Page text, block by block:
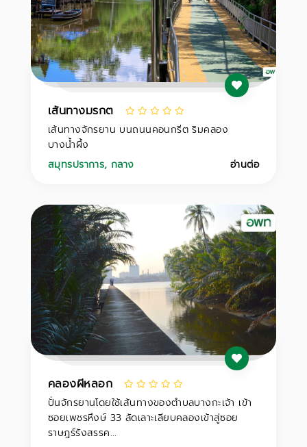
เส้นทางมรกต
เส้นทางจักรยาน บนถนนคอนกรีต ริมคลอง
บางน้ำผึ้ง
สมุทรปราการ,กลาง อ่านต่อ
คลองผีหลอก
ปั่นจักรยานโดยใช้เส้นทางของตำบลบางกะเจ้า เข้า
ซอยเพชรหึงษ์ 33 ลัดเลาะเลียบคลองเข้าสู่ซอย
ราษฎร์รังสรรค...